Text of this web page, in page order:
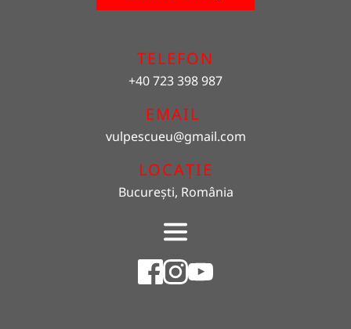
TELEFON
+40 723 398 987
EMAIL
vulpescueu@gmail.com
LOCAȚIE
București, România